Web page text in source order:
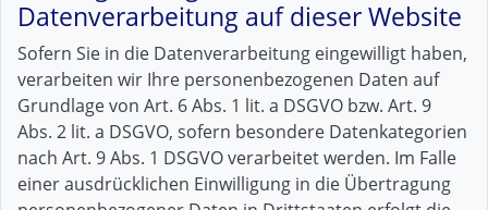
Datenverarbeitung auf dieser Website
Sofern Sie in die Datenverarbeitung eingewilligt haben,
verarbeiten wir Ihre personenbezogenen Daten auf
Grundlage von Art. 6 Abs. 1 lit. a DSGVO bzw. Art. 9
Abs. 2 lit. a DSGVO, sofern besondere Datenkategorien
nach Art. 9 Abs. 1 DSGVO verarbeitet werden. Im Falle
einer ausdrücklichen Einwilligung in die Übertragung